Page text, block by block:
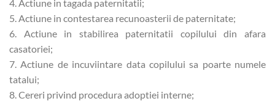
4. Actiune in tagada paternitatii;
5. Actiune in contestarea recunoasterii de paternitate;
6. Actiune in stabilirea paternitatii copilului din afara
casatoriei;
7. Actiune de incuviintare data copilului sa poarte numele
tatalui;
8. Cereri privind procedura adoptiei interne;